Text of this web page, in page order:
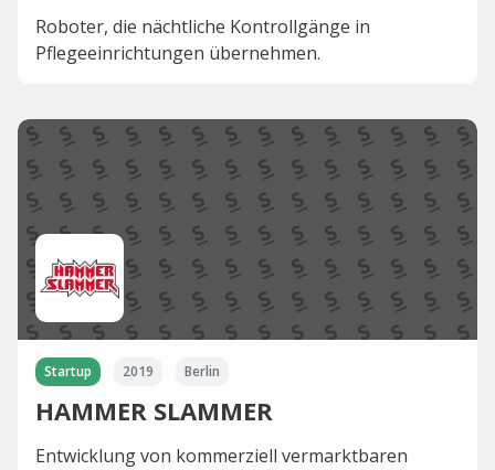
Roboter, die nächtliche Kontrollgänge in
Pflegeeinrichtungen übernehmen.
Startup 2019 Berlin
HAMMER SLAMMER
Entwicklung von kommerziell vermarktbaren